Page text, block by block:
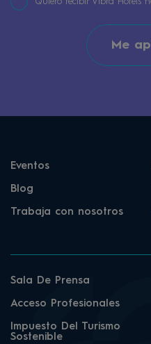
Me
Eventos
Blog
Trabaja con nosotros
Sala De Prensa
Acceso Profesionales
Impuesto Del Turismo
Sostenible